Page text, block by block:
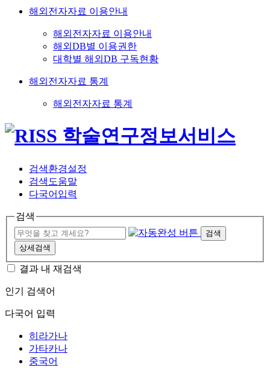
해외전자자료 이용안내
해외전자자료 이용안내
해외DB별 이용권한
대학별 해외DB 구독현황
해외전자자료 통계
해외전자자료 통계
검색환경설정
검색도움말
다국어입력
검색
검색
상세검색
결과 내 재검색
인기 검색어
다국어 입력
히라가나
가타카나
중국어